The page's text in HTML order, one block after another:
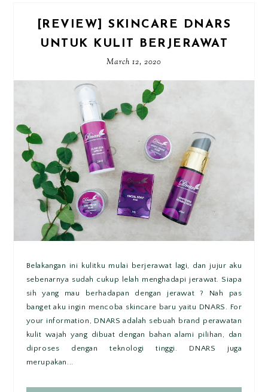
[REVIEW] SKINCARE DNARS
UNTUK KULIT BERJERAWAT
March 12, 2020
Belakangan ini kulitku mulai berjerawat lagi, dan jujur aku
sebenarnya sudah cukup lelah menghadapi jerawat. Siapa
sih yang mau berhadapan dengan jerawat ? Nah pas
banget aku ingin mencoba skincare baru yaitu DNARS. For
your information, DNARS adalah sebuah brand perawatan
kulit wajah yang dibuat dengan bahan alami pilihan, dan
diproses dengan teknologi tinggi. DNARS juga
merupakan...